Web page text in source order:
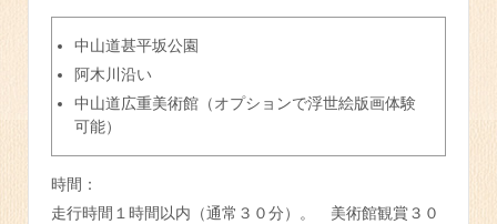
中山道甚平坂公園
阿木川沿い
中山道広重美術館（オプションで浮世絵版画体験
可能）
時間：
走行時間１時間以内（通常３０分）。 美術館観賞３０